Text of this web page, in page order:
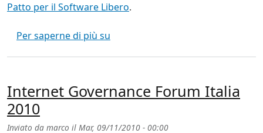
Patto per il Software Libero.
Per saperne di più su
Internet Governance Forum Italia
2010
Inviato da marco il Mar, 09/11/2010 - 00:00